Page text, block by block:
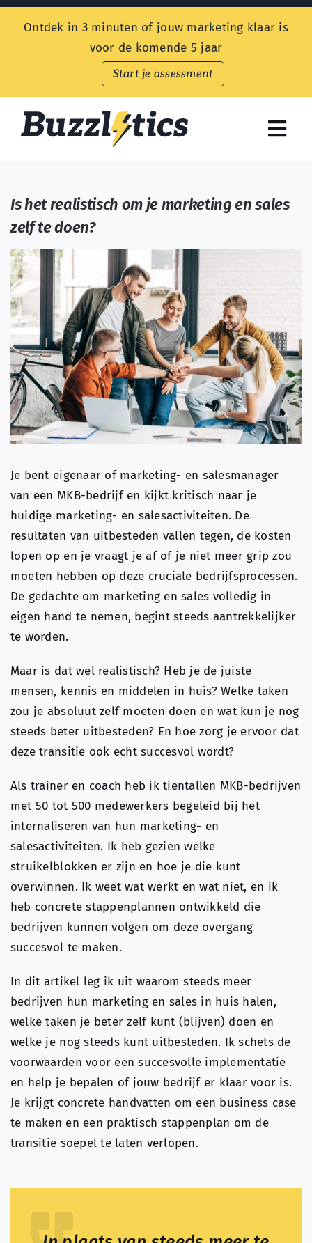
Ontdek in 3 minuten of jouw marketing klaar is
voor de komende 5 jaar
Start je assessment
Aanbod
Prijzen
Kennisbank
Over ons
Search
for:
Is het realistisch om je marketing en sales
zelf te doen?
Je bent eigenaar of marketing- en salesmanager
van een MKB-bedrijf en kijkt kritisch naar je
huidige marketing- en salesactiviteiten. De
resultaten van uitbesteden vallen tegen, de kosten
lopen op en je vraagt je af of je niet meer grip zou
moeten hebben op deze cruciale bedrijfsprocessen.
De gedachte om marketing en sales volledig in
eigen hand te nemen, begint steeds aantrekkelijker
te worden.
Maar is dat wel realistisch? Heb je de juiste
mensen, kennis en middelen in huis? Welke taken
zou je absoluut zelf moeten doen en wat kun je nog
steeds beter uitbesteden? En hoe zorg je ervoor dat
deze transitie ook echt succesvol wordt?
Als trainer en coach heb ik tientallen MKB-bedrijven
met 50 tot 500 medewerkers begeleid bij het
internaliseren van hun marketing- en
salesactiviteiten. Ik heb gezien welke
struikelblokken er zijn en hoe je die kunt
overwinnen. Ik weet wat werkt en wat niet, en ik
heb concrete stappenplannen ontwikkeld die
bedrijven kunnen volgen om deze overgang
succesvol te maken.
In dit artikel leg ik uit waarom steeds meer
bedrijven hun marketing en sales in huis halen,
welke taken je beter zelf kunt (blijven) doen en
welke je nog steeds kunt uitbesteden. Ik schets de
voorwaarden voor een succesvolle implementatie
en help je bepalen of jouw bedrijf er klaar voor is.
Je krijgt concrete handvatten om een business case
te maken en een praktisch stappenplan om de
transitie soepel te laten verlopen.